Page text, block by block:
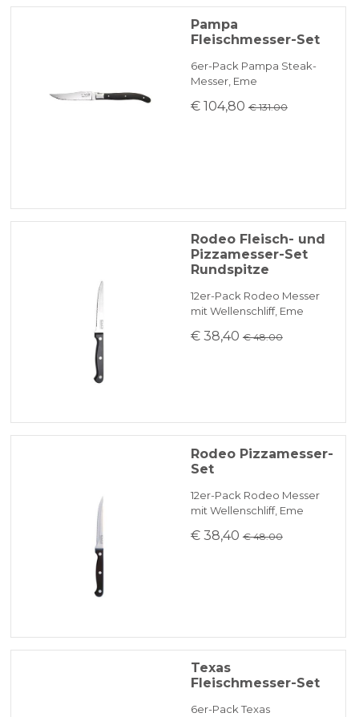
Pampa
Fleischmesser-Set
6er-Pack Pampa Steak-
Messer, Eme
€ 104,80 € 131.00
Rodeo Fleisch- und
Pizzamesser-Set
Rundspitze
12er-Pack Rodeo Messer
mit Wellenschliff, Eme
€ 38,40 € 48.00
Rodeo Pizzamesser-
Set
12er-Pack Rodeo Messer
mit Wellenschliff, Eme
€ 38,40 € 48.00
Texas
Fleischmesser-Set
6er-Pack Texas